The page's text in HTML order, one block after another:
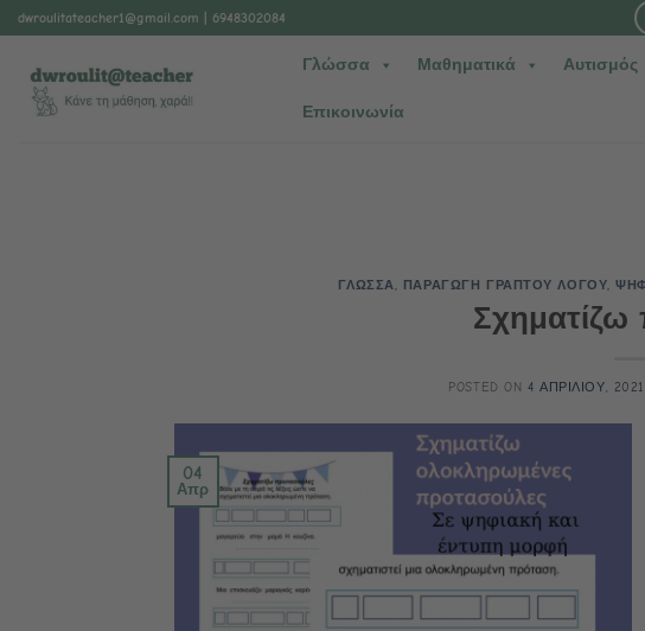
Μετάβαση
στο
περιεχόμενο
dwroulitateacher1@gmail.com | 6948302084
Γλώσσα Μαθηματικά Αυτισμός
Επικοινωνία
ΓΛΩΣΣΑ, ΠΑΡΑΓΩΓΗ ΓΡΑΠΤΟΥ ΛΟΓΟΥ,
Σχηματίζω
POSTED ON 4 ΑΠΡΙΛΙΟΥ, 2021
04
Απρ